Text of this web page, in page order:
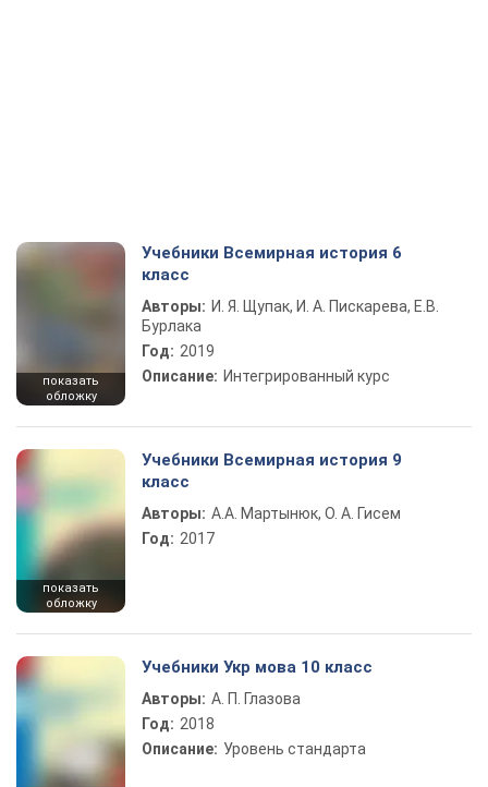
показать
обложку
Учебники Всемирная история 6
класс
Авторы: И. Я. Щупак, И. А. Пискарева, Е.В.
Бурлака
Год: 2019
Описание: Интегрированный курс
показать
обложку
Учебники Всемирная история 9
класс
Авторы: А.А. Мартынюк, О. А. Гисем
Год: 2017
Учебники Укр мова 10 класс
Авторы: А. П. Глазова
Год: 2018
Описание: Уровень стандарта